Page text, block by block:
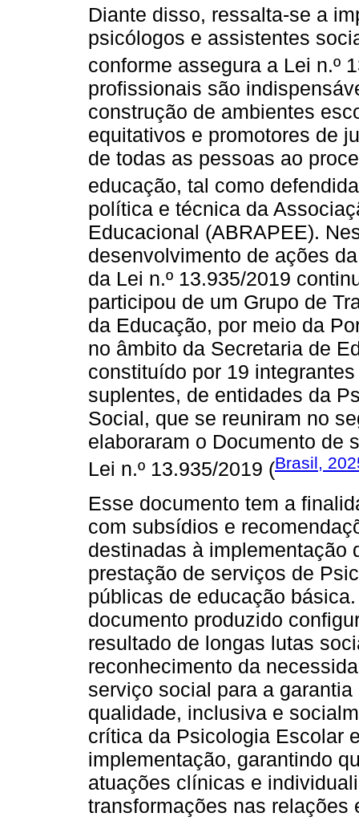
Diante disso, ressalta-se a
psicólogos e assistentes
conforme assegura a Lei n.º
profissionais são
construção de ambientes
equitativos e promotores de
de todas as pessoas ao
educação, tal como
política e técnica da
Educacional (ABRAPEE).
desenvolvimento de ações
da Lei n.º 13.935/2019
participou de um Grupo de
da Educação, por meio da
no âmbito da Secretaria de
constituído por 19
suplentes, de entidades da
Social, que se reuniram no
elaboraram o Documento de
Lei n.º 13.935/2019 (Brasil,
Esse documento tem a
com subsídios e
destinadas à implementação
prestação de serviços de
públicas de educação
documento produzido
resultado de longas lutas
reconhecimento da
serviço social para a
qualidade, inclusiva e
crítica da Psicologia Escolar
implementação, garantindo
atuações clínicas e
transformações nas relações